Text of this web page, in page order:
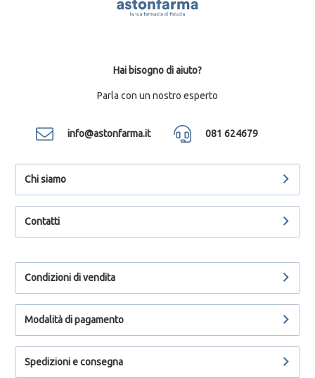
Hai bisogno di aiuto?
Parla con un nostro esperto
info@astonfarma.it 081 624679
Chi siamo
Contatti
Condizioni di vendita
Modalità di pagamento
Spedizioni e consegna